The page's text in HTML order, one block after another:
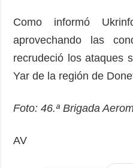
Como informó
aprovechando las
recrudeció los ataques
Yar de la región de
Foto: 46.ª Brigada
AV